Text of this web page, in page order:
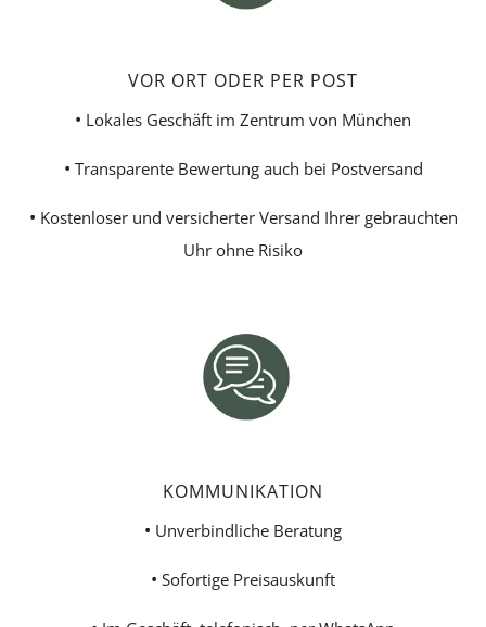
VOR ORT ODER PER POST
• Lokales Geschäft im Zentrum von München
• Transparente Bewertung auch bei Postversand
• Kostenloser und versicherter Versand Ihrer gebrauchten
Uhr ohne Risiko
KOMMUNIKATION
• Unverbindliche Beratung
• Sofortige Preisauskunft